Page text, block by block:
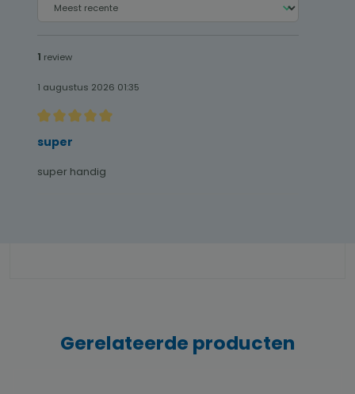
1 review
1 augustus 2026 01:35
super
super handig
Gerelateerde producten